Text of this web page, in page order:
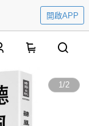
開啟APP
1/2